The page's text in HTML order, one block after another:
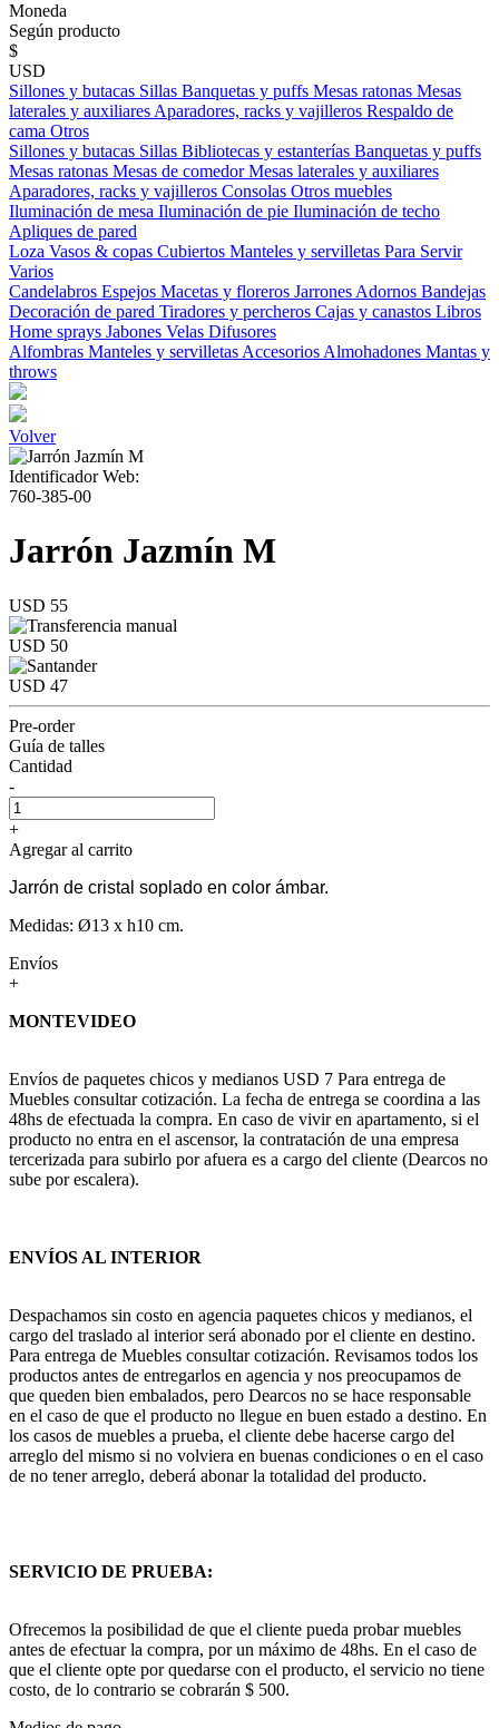
Moneda
Según producto
$
USD
Sillones y butacas Sillas Banquetas y puffs Mesas ratonas Mesas
laterales y auxiliares Aparadores, racks y vajilleros Respaldo de
cama Otros
Sillones y butacas Sillas Bibliotecas y estanterías Banquetas y puffs
Mesas ratonas Mesas de comedorMesas laterales y auxiliares
Aparadores, racks y vajilleros Consolas Otros muebles
Iluminación de mesa Iluminación de pie Iluminación de techo
Apliques de pared
Loza Vasos & copas Cubiertos Manteles y servilletas Para Servir
Varios
Candelabros Espejos Macetas y floreros Jarrones Adornos Bandejas
Decoración de pared Tiradores y percheros Cajas y canastos Libros
Home sprays Jabones Velas Difusores
Alfombras Manteles y servilletas Accesorios Almohadones Mantas y
throws
Volver
Identificador Web:
760-385-00
Jarrón Jazmín M
USD 55
USD 50
USD 47
Pre-order
Guía de talles
Cantidad
-
+
Agregar al carrito
Jarrón de cristal soplado en color ámbar.
Medidas: Ø13 x h10 cm.
Envíos
+
MONTEVIDEO
Envíos de paquetes chicos y medianos USD 7 Para entrega de
Muebles consultar cotización. La fecha de entrega se coordina a las
48hs de efectuada la compra. En caso de vivir en apartamento, si el
producto no entra en el ascensor, la contratación de una empresa
tercerizada para subirlo por afuera es a cargo del cliente (Dearcos no
sube por escalera).
ENVÍOS AL INTERIOR
Despachamos sin costo en agencia paquetes chicos y medianos, el
cargo del traslado al interior será abonado por el cliente en destino.
Para entrega de Muebles consultar cotización. Revisamos todos los
productos antes de entregarlos en agencia y nos preocupamos de
que queden bien embalados, pero Dearcos no se hace responsable
en el caso de que el producto no llegue en buen estado a destino. En
los casos de muebles a prueba, el cliente debe hacerse cargo del
arreglo del mismo si no volviera en buenas condiciones o en el caso
de no tener arreglo, deberá abonar la totalidad del producto.
SERVICIO DE PRUEBA:
Ofrecemos la posibilidad de que el cliente pueda probar muebles
antes de efectuar la compra, por un máximo de 48hs. En el caso de
que el cliente opte por quedarse con el producto, el servicio no tiene
costo, de lo contrario se cobrarán $ 500.